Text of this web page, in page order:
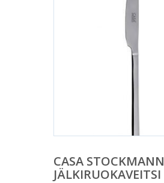
CASA STOCKMANN
JÄLKIRUOKAVEITSI